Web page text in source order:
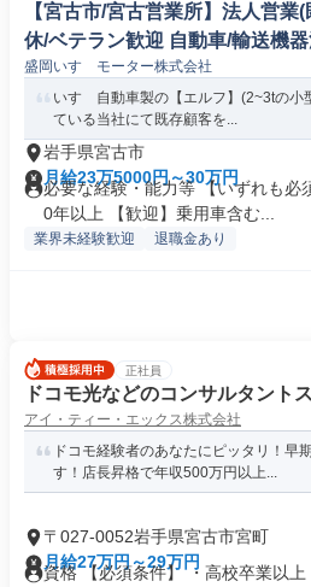
【宮古市/宮古営業所】法人営業
休/ベテラン歓迎 自動車/輸送機
盛岡いすゞモーター株式会社
いすゞ自動車製の【エルフ】(2~3tの小
ている当社にて既存顧客を...
岩手県宮古市
月給23万5000円～30万円
必要な経験・能力等 【いずれも必
0年以上 【歓迎】乗用車含む...
業界未経験歓迎 退職金あり
正社員
ドコモ光などのコンサルタント
アイ・ティー・エックス株式会社
ドコモ経験者のあなたにピッタリ！早
す！店長昇格で年収500万円以上...
〒027-0052岩手県宮古市宮町
月給27万円～29万円
資格 【必須条件】 ・高校卒業以